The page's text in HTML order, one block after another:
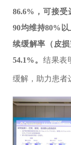
86.6%，可接受
90均维持80%
续缓解率（皮
54.1%。 结果表
缓解，助力患者